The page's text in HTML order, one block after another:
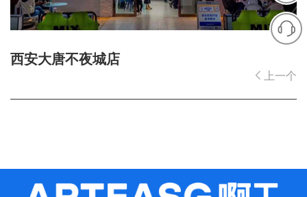
合作申请
西安大唐不夜城店
上一个